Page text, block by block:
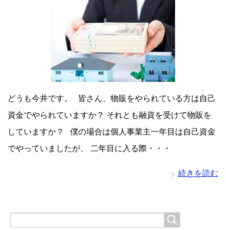
どうも今井です。 皆さん、物販をやられている方は自己
資金でやられていますか？ それとも融資を受けて物販を
していますか？ 僕の場合は個人事業主一年目は自己資金
でやっていましたが、 二年目に入る際・・・
続きを読む